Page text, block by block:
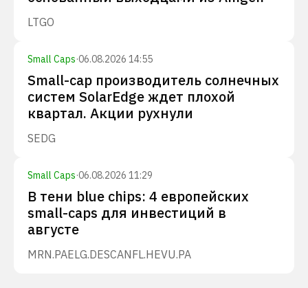
LTGO
Small Caps·06.08.2026 14:55
Small-cap производитель солнечных
систем SolarEdge ждет плохой
квартал. Акции рухнули
SEDG
Small Caps·06.08.2026 11:29
В тени blue chips: 4 европейских
small-caps для инвестиций в
августе
MRN.PAELG.DESCANFL.HEVU.PA